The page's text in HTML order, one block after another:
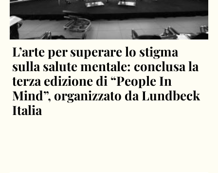
L’arte per superare lo stigma
sulla salute mentale: conclusa la
terza edizione di “People In
Mind”, organizzato da Lundbeck
Italia